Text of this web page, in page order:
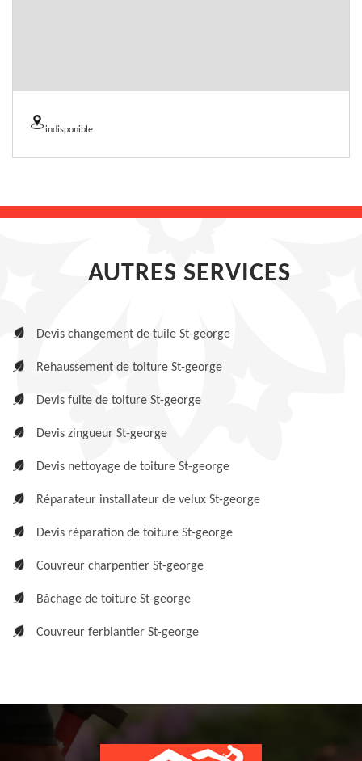
indisponible
AUTRES SERVICES
Devis changement de tuile St-george
Rehaussement de toiture St-george
Devis fuite de toiture St-george
Devis zingueur St-george
Devis nettoyage de toiture St-george
Réparateur installateur de velux St-george
Devis réparation de toiture St-george
Couvreur charpentier St-george
Bâchage de toiture St-george
Couvreur ferblantier St-george